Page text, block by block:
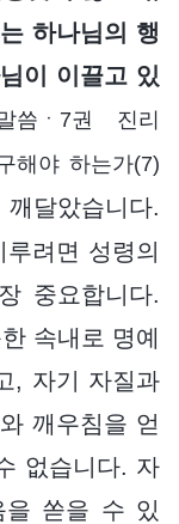
하나님의 행
이 이끌고 있
씀ㆍ7권 진리
해야 하는가(7)
달았습니다.
려면 성령의
중요합니다.
속내로 명예
, 자기 자질과
깨우침을 얻
없습니다. 자
을 쏟을 수 있